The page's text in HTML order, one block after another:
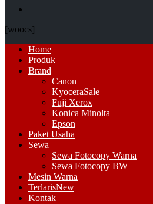
[woocs]
Primary
Menu
Home
Produk
Brand
Canon
KyoceraSale
Fuji Xerox
Konica Minolta
Epson
Paket Usaha
Sewa
Sewa Fotocopy Warna
Sewa Fotocopy BW
Mesin Warna
TerlarisNew
Kontak